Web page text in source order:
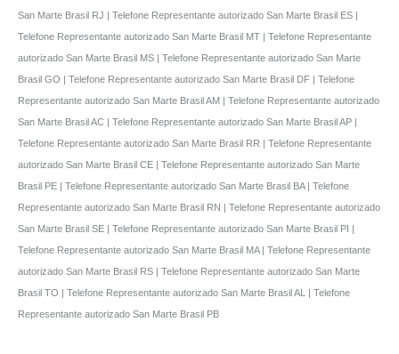
San Marte Brasil RJ | Telefone Representante autorizado San Marte Brasil ES |
Telefone Representante autorizado San Marte Brasil MT | Telefone Representante
autorizado San Marte Brasil MS | Telefone Representante autorizado San Marte
Brasil GO | Telefone Representante autorizado San Marte Brasil DF | Telefone
Representante autorizado San Marte Brasil AM | Telefone Representante autorizado
San Marte Brasil AC | Telefone Representante autorizado San Marte Brasil AP |
Telefone Representante autorizado San Marte Brasil RR | Telefone Representante
autorizado San Marte Brasil CE | Telefone Representante autorizado San Marte
Brasil PE | Telefone Representante autorizado San Marte Brasil BA | Telefone
Representante autorizado San Marte Brasil RN | Telefone Representante autorizado
San Marte Brasil SE | Telefone Representante autorizado San Marte Brasil PI |
Telefone Representante autorizado San Marte Brasil MA | Telefone Representante
autorizado San Marte Brasil RS | Telefone Representante autorizado San Marte
Brasil TO | Telefone Representante autorizado San Marte Brasil AL | Telefone
Representante autorizado San Marte Brasil PB